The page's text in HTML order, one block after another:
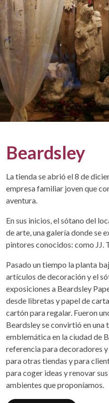
Beardsley
La tienda se abrió el 8 de
empresa familiar joven que
aventura.
En sus inicios, el sótano del
de arte, una galería donde se
pintores conocidos: como JJ.
Pasado un tiempo la planta
artículos de decoración y el
exposiciones a Beardsley
desde libretas y papel de
cartón para regalar. Fueron
Beardsley se convirtió en una
emblemática en la ciudad de
referencia para decoradores
para otras tiendas y para
para coger ideas y renovar
ambientes que proponíamos.